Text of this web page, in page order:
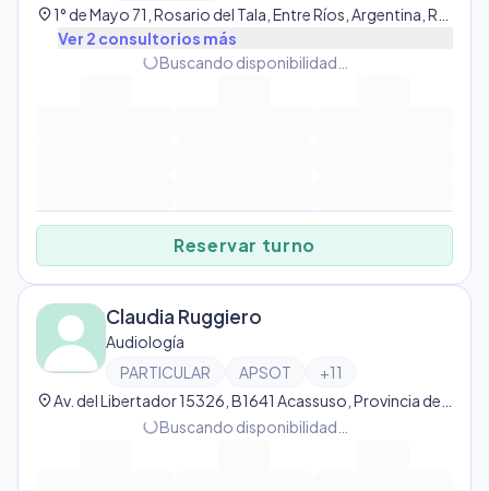
location_on
Ver 2 consultorios más
progress_activityBuscando disponibilidad…
Reservar turno
Claudia Ruggiero
Audiología
PARTICULAR
APSOT +11
location_on
progress_activityBuscando disponibilidad…